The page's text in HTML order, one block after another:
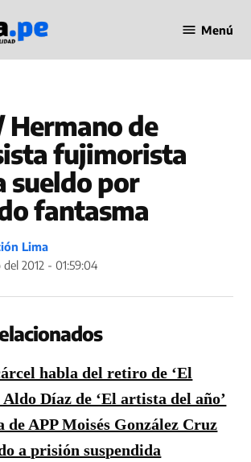
en Línea
Menú
Hermano de
fujimorista
sueldo por
fantasma
Lima
2012 - 01:59:04
habla del retiro de ‘El
Aldo Díaz de ‘El artista del año’
de APP Moisés González Cruz
a prisión suspendida